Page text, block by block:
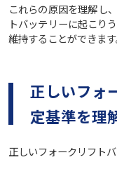
これらの原因を理解し
トバッテリーに起こり
維持することができます
正しいフォ
定基準を理
正しいフォークリフト